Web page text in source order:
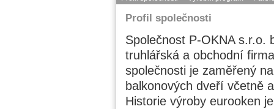
Profil společnosti
Společnost P-OKNA s.r.o.
truhlářská a obchodní
společnosti je zaměřený
balkonových dveří včetně
Historie výroby eurooken